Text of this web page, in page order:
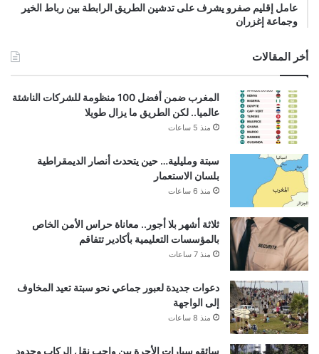
عامل إقليم صفرو يشرف على تدشين الطريق الرابطة بين رباط الخير
وجماعة إغزران
أخر المقالات
المغرب ضمن أفضل 100 منظومة للشركات الناشئة
عالميا.. لكن الطريق ما يزال طويلا
منذ 5 ساعات
سبتة ومليلية… حين يتحدث أنصار الديمقراطية
بلسان الاستعمار
منذ 6 ساعات
ثلاثة أشهر بلا أجور.. معاناة حراس الأمن الخاص
بالمؤسسات التعليمية بأكادير تتفاقم
منذ 7 ساعات
دعوات جديدة لعبور جماعي نحو سبتة تعيد المخاوف
إلى الواجهة
منذ 8 ساعات
سائقو سيارات الأجرة بين واجب نقل الركاب وحدود